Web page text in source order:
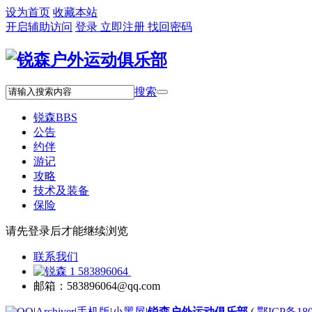
设为首页 收藏本站
开启辅助访问 登录 立即注册 找回密码
搜索
锐森BBS
公告
约伴
游记
攻略
技术及装备
保险
请先登录后才能继续浏览
联系我们
583896064
邮箱：583896064@qq.com